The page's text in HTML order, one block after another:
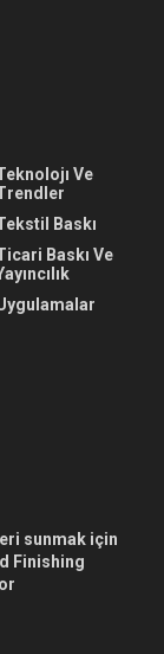
Ve
Baskı
Baskı Ve
sunmak için
Finishing